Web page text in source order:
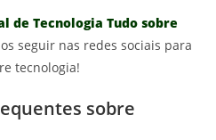
de Tecnologia Tudo sobre
seguir nas redes sociais para
tecnologia!
sobre